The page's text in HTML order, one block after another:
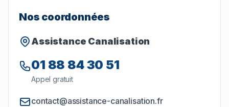
Nos coordonnées
Assistance Canalisation
01 88 84 30 51
Appel gratuit
contact@assistance-canalisation.fr